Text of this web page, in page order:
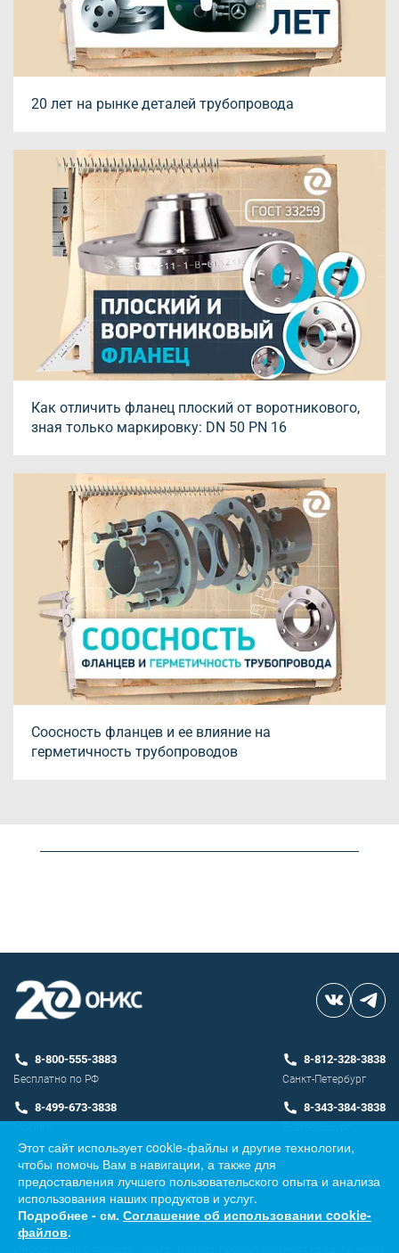
20 лет на рынке деталей трубопровода
Как отличить фланец плоский от воротникового,
зная только маркировку: DN 50 PN 16
Соосность фланцев и ее влияние на
герметичность трубопроводов
8-800-555-3883
Бесплатно по РФ
8-812-328-3838
Санкт-Петербург
8-499-673-3838 8-343-384-3838
Разработка сайта
Этот сайт использует cookie-файлы и другие технологии,
чтобы помочь Вам в навигации, а также для
предоставления лучшего пользовательского опыта и анализа
использования наших продуктов и услуг.
Подробнее - см. Соглашение об использовании cookie-
файлов.